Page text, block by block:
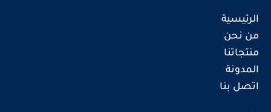
الرئيسية
من نحن
منتجاتنا
المدونة
اتصل بنا